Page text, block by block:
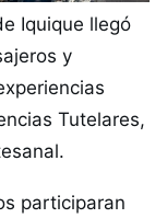
Iquique llegó
y
Tutelares,
participaran